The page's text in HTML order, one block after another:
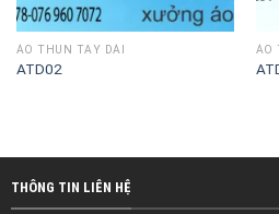
ÁO THUN TAY DÀI
ATD02
ÁO
THÔNG TIN LIÊN HỆ